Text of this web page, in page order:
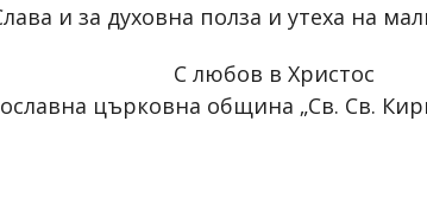
и за духовна полза и утеха на
С любов в Христос
църковна община „Св. Св.